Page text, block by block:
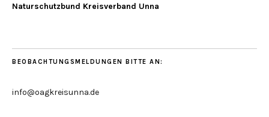
Naturschutzbund Kreisverband Unna
BEOBACHTUNGSMELDUNGEN BITTE AN:
info@oagkreisunna.de